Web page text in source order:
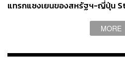
แทรกแซงเยนของสหรัฐฯ-ญี่ปุ่น
MORE